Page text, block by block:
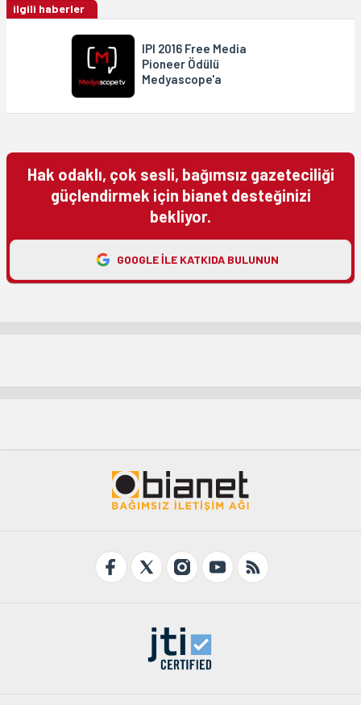
ilgili haberler
IPI 2016 Free Media
Pioneer Ödülü
Medyascope'a
Hak odaklı, çok sesli, bağımsız gazeteciliği
güçlendirmek için bianet desteğinizi
bekliyor.
GOOGLE ILE KATKIDA BULUNUN